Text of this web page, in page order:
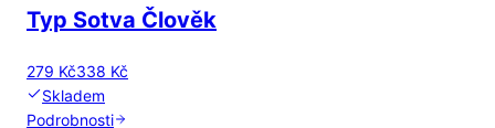
Typ Sotva Člověk
279 Kč338 Kč
Skladem
Podrobnosti